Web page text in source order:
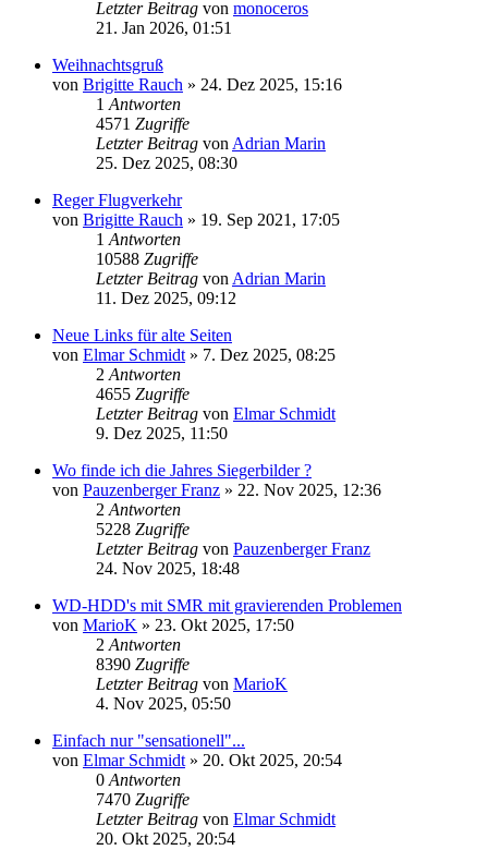
Letzter Beitrag von monoceros
21. Jan 2026, 01:51
Weihnachtsgruß
von Brigitte Rauch » 24. Dez 2025, 15:16
1 Antworten
4571 Zugriffe
Letzter Beitrag von Adrian Marin
25. Dez 2025, 08:30
Reger Flugverkehr
von Brigitte Rauch » 19. Sep 2021, 17:05
1 Antworten
10588 Zugriffe
Letzter Beitrag von Adrian Marin
11. Dez 2025, 09:12
Neue Links für alte Seiten
von Elmar Schmidt » 7. Dez 2025, 08:25
2 Antworten
4655 Zugriffe
Letzter Beitrag von Elmar Schmidt
9. Dez 2025, 11:50
Wo finde ich die Jahres Siegerbilder ?
von Pauzenberger Franz » 22. Nov 2025, 12:36
2 Antworten
5228 Zugriffe
Letzter Beitrag von Pauzenberger Franz
24. Nov 2025, 18:48
WD-HDD's mit SMR mit gravierenden Problemen
von MarioK » 23. Okt 2025, 17:50
2 Antworten
8390 Zugriffe
Letzter Beitrag von MarioK
4. Nov 2025, 05:50
Einfach nur "sensationell"...
von Elmar Schmidt » 20. Okt 2025, 20:54
0 Antworten
7470 Zugriffe
Letzter Beitrag von Elmar Schmidt
20. Okt 2025, 20:54